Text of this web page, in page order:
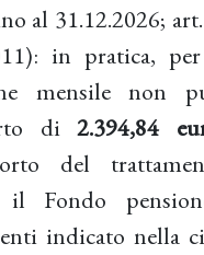
al 31.12.2026;
in pratica,
mensile non
di2.394,84
del
il Fondo
indicato nella